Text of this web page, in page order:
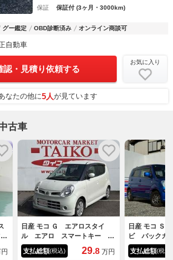
保証
保証付 (3ヶ月・3000km)
グー鑑定 OBD診断済み オンライン商談可
自動車
認・見積り依頼する
お気に入り
なたの他に5人が見ています
古車
日産 モコ Ｇ エアロスタイ
ル エアロ スマートキー 電
動格納ミラー ベンチシート
ターボ ＡＴ 盗難防止システ
支払総額(税込) 29.8 万円
日産 モコ Ｓ
ビ バックカ
ｏｏｔｈ再
ワーウィン
支払総額(税込)